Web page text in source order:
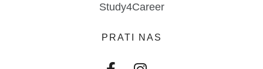
Study4Career
PRATI NAS